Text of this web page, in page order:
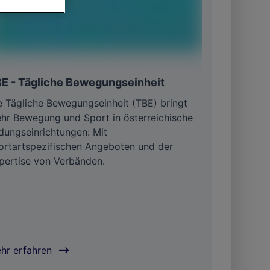
- Tägliche Bewegungseinheit
Tägliche Bewegungs­einheit (TBE) bringt
Bewegung und Sport in österreichische
Mit
Angeboten und der
von Verbänden.
erfahren